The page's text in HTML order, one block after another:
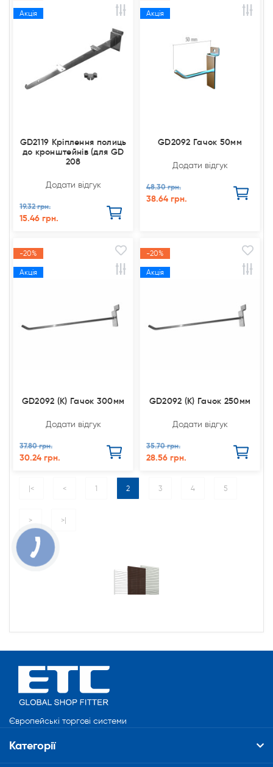
Акція
GD2119 Кріплення полиць
до кронштейнів (для GD
208
Додати відгук
19.32 грн.
15.46 грн.
Акція
GD2092 Гачок 50мм
Додати відгук
48.30 грн.
38.64 грн.
-20%
Акція
GD2092 (К) Гачок 300мм
Додати відгук
37.80 грн.
30.24 грн.
-20%
Акція
GD2092 (К) Гачок 250мм
Додати відгук
35.70 грн.
28.56 грн.
|< < 1 2 3 4 5
> >|
Європейські торгові системи
Категорії